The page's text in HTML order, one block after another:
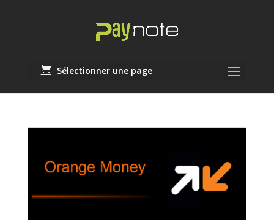
Sélectionner une page